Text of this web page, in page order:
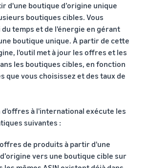
d'une boutique d’origine unique
boutiques cibles. Vous
temps et de l'énergie en gérant
boutique unique. À partir de cette
l'outil met à jour les offres et les
les boutiques cibles, en fonction
que vous choisissez et des taux de
d'offres à l'international exécute les
suivantes :
de produits à partir d'une
vers une boutique cible sur